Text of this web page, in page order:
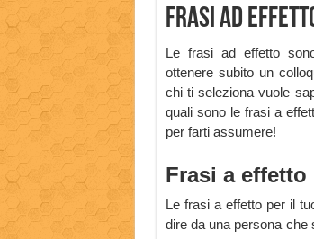
Frasi ad
Le frasi ad effetto
ottenere subito un
chi ti seleziona vuole
quali sono le frasi a
per farti assumere!
Frasi a effetto
Le frasi a effetto per il
dire da una persona che